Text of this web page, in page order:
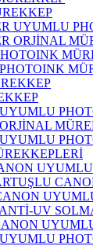
UYUMLU
ORJİNAL
UV